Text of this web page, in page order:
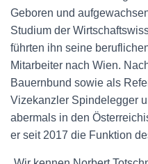
Geboren und
Studium der
führten ihn seine
Mitarbeiter nach Wien.
Bauernbund sowie als
Vizekanzler Spindelegger
abermals in den
er seit 2017 die Funktion